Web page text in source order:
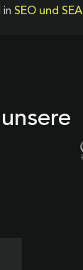
in SEO und SEA